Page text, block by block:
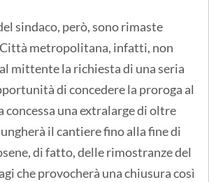
sindaco, però, sono rimaste
metropolitana, infatti, non
mittente la richiesta di una seria
di concedere la proroga al
concessa una extralarge di oltre
il cantiere fino alla fine di
di fatto, delle rimostranze del
che provocherà una chiusura così